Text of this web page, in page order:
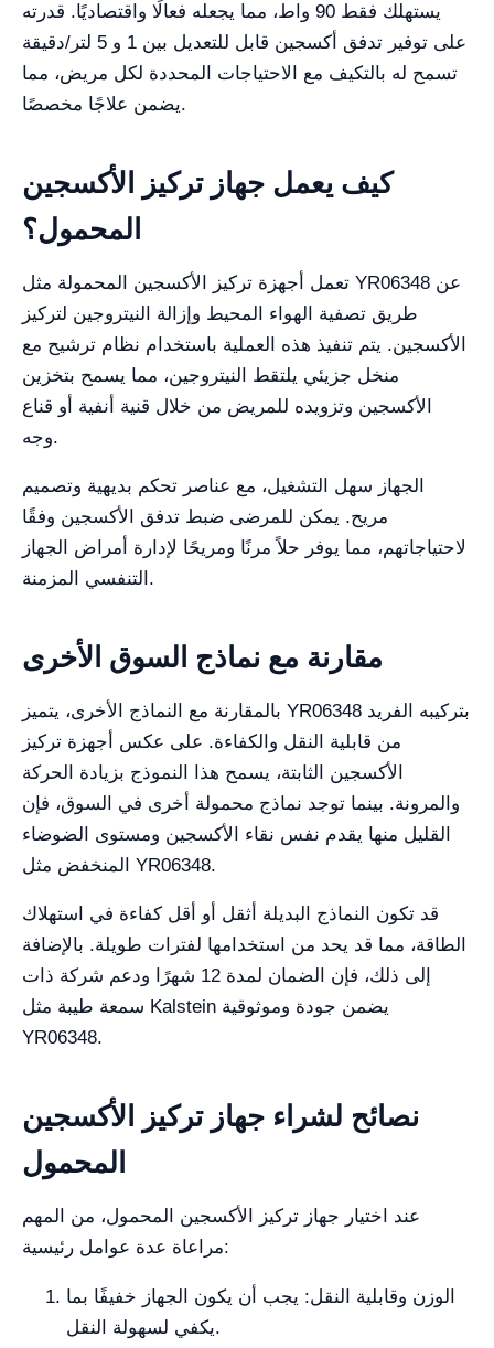
يستهلك فقط 90 واط، مما يجعله فعالًا واقتصاديًا. قدرته
على توفير تدفق أكسجين قابل للتعديل بين 1 و 5 لتر/دقيقة
تسمح له بالتكيف مع الاحتياجات المحددة لكل مريض، مما
يضمن علاجًا مخصصًا.
كيف يعمل جهاز تركيز الأكسجين
المحمول؟
تعمل أجهزة تركيز الأكسجين المحمولة مثل YR06348 عن
طريق تصفية الهواء المحيط وإزالة النيتروجين لتركيز
الأكسجين. يتم تنفيذ هذه العملية باستخدام نظام ترشيح مع
منخل جزيئي يلتقط النيتروجين، مما يسمح بتخزين
الأكسجين وتزويده للمريض من خلال قنية أنفية أو قناع
وجه.
الجهاز سهل التشغيل، مع عناصر تحكم بديهية وتصميم
مريح. يمكن للمرضى ضبط تدفق الأكسجين وفقًا
لاحتياجاتهم، مما يوفر حلاً مرنًا ومريحًا لإدارة أمراض الجهاز
التنفسي المزمنة.
مقارنة مع نماذج السوق الأخرى
بالمقارنة مع النماذج الأخرى، يتميز YR06348 بتركيبه الفريد
من قابلية النقل والكفاءة. على عكس أجهزة تركيز
الأكسجين الثابتة، يسمح هذا النموذج بزيادة الحركة
والمرونة. بينما توجد نماذج محمولة أخرى في السوق، فإن
القليل منها يقدم نفس نقاء الأكسجين ومستوى الضوضاء
المنخفض مثل YR06348.
قد تكون النماذج البديلة أثقل أو أقل كفاءة في استهلاك
الطاقة، مما قد يحد من استخدامها لفترات طويلة. بالإضافة
إلى ذلك، فإن الضمان لمدة 12 شهرًا ودعم شركة ذات
سمعة طيبة مثل Kalstein يضمن جودة وموثوقية
YR06348.
نصائح لشراء جهاز تركيز الأكسجين
المحمول
عند اختيار جهاز تركيز الأكسجين المحمول، من المهم
مراعاة عدة عوامل رئيسية:
الوزن وقابلية النقل: يجب أن يكون الجهاز خفيفًا بما
يكفي لسهولة النقل.